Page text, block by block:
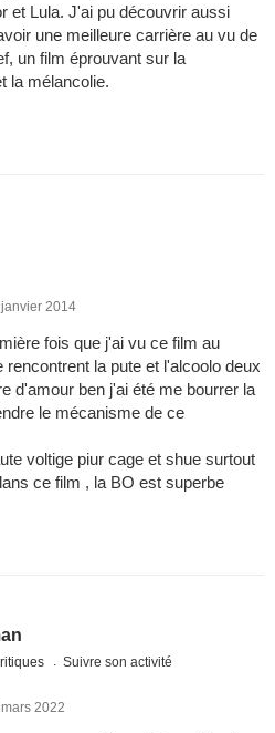
et Lula. J'ai pu découvrir aussi
une meilleure carrière au vu de
un film éprouvant sur la
la mélancolie.
2014
fois que j'ai vu ce film au
la pute et l'alcoolo deux
d'amour ben j'ai été me bourrer la
le mécanisme de ce
voltige piur cage et shue surtout
ce film , la BO est superbe
Suivre son activité
2022